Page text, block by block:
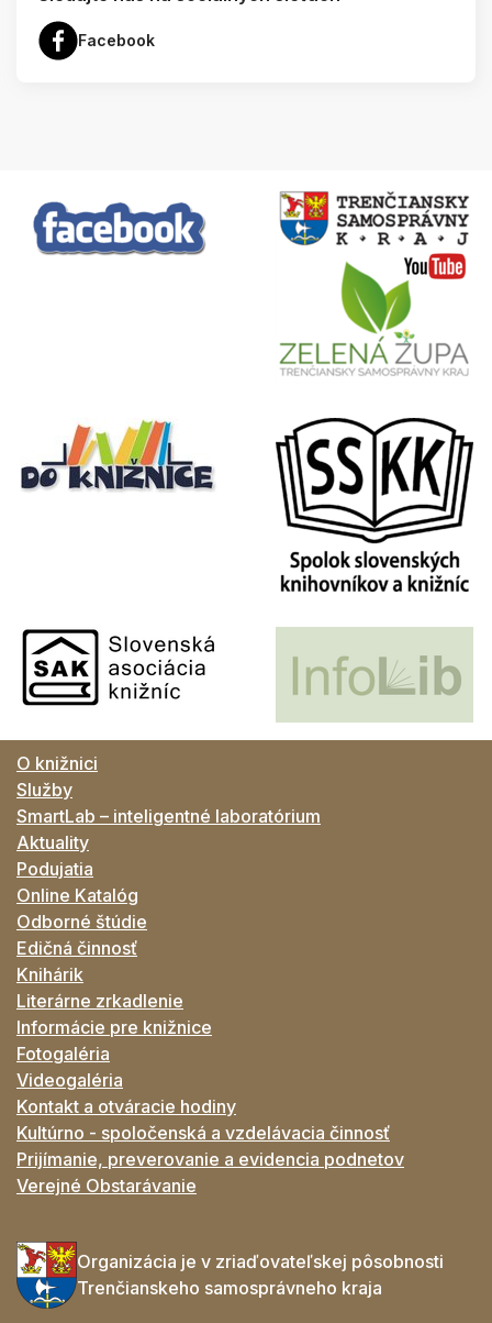
Facebook
O knižnici
Služby
SmartLab – inteligentné laboratórium
Aktuality
Podujatia
Online Katalóg
Odborné štúdie
Edičná činnosť
Knihárik
Literárne zrkadlenie
Informácie pre knižnice
Fotogaléria
Videogaléria
Kontakt a otváracie hodiny
Kultúrno - spoločenská a vzdelávacia činnosť
Prijímanie, preverovanie a evidencia podnetov
Verejné Obstarávanie
Organizácia je v zriaďovateľskej pôsobnosti
Trenčianskeho samosprávneho kraja